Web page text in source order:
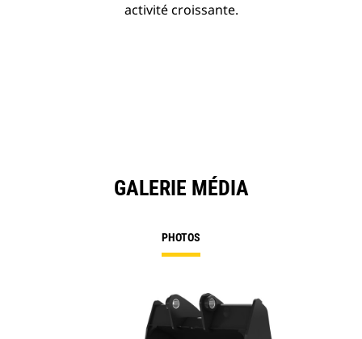
activité croissante.
GALERIE MÉDIA
PHOTOS